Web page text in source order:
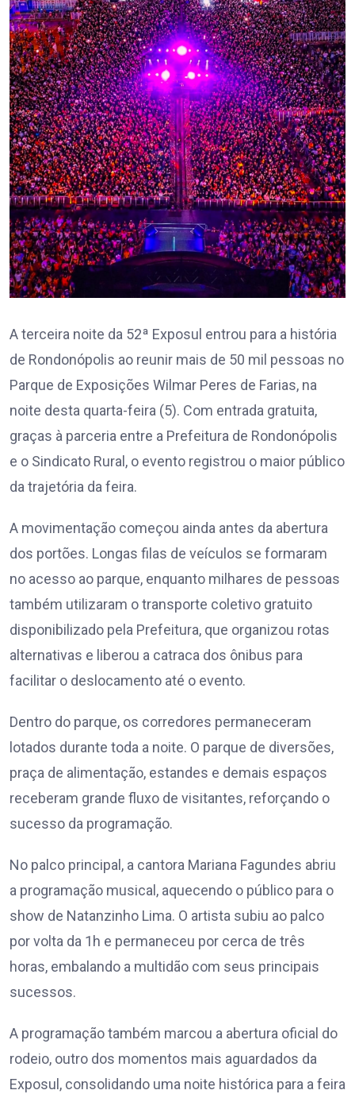
A terceira noite da 52ª Exposul entrou para a história
de Rondonópolis ao reunir mais de 50 mil pessoas no
Parque de Exposições Wilmar Peres de Farias, na
noite desta quarta-feira (5). Com entrada gratuita,
graças à parceria entre a Prefeitura de Rondonópolis
e o Sindicato Rural, o evento registrou o maior público
da trajetória da feira.
A movimentação começou ainda antes da abertura
dos portões. Longas filas de veículos se formaram
no acesso ao parque, enquanto milhares de pessoas
também utilizaram o transporte coletivo gratuito
disponibilizado pela Prefeitura, que organizou rotas
alternativas e liberou a catraca dos ônibus para
facilitar o deslocamento até o evento.
Dentro do parque, os corredores permaneceram
lotados durante toda a noite. O parque de diversões,
praça de alimentação, estandes e demais espaços
receberam grande fluxo de visitantes, reforçando o
sucesso da programação.
No palco principal, a cantora Mariana Fagundes abriu
a programação musical, aquecendo o público para o
show de Natanzinho Lima. O artista subiu ao palco
por volta da 1h e permaneceu por cerca de três
horas, embalando a multidão com seus principais
sucessos.
A programação também marcou a abertura oficial do
rodeio, outro dos momentos mais aguardados da
Exposul, consolidando uma noite histórica para a feira